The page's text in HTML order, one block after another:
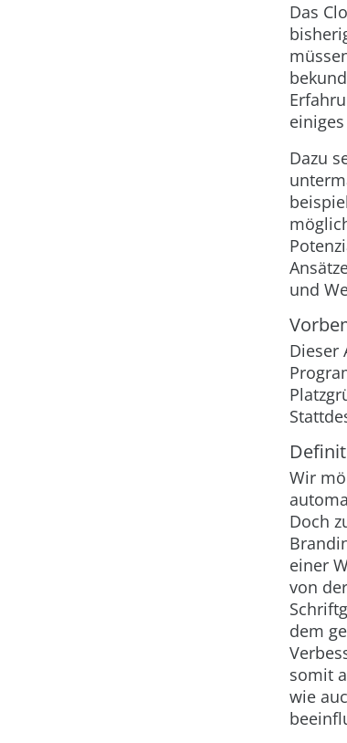
Das
Dazu
und
Dieser
Wir
Doch
einer
von
dem
somit
wie